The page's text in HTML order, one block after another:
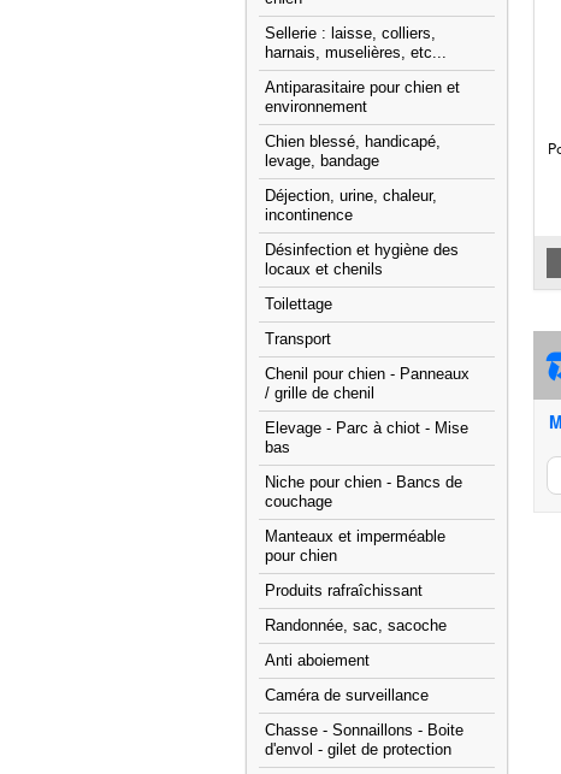
Sellerie : laisse, colliers,
harnais, muselières, etc...
Antiparasitaire pour chien et
environnement
Chien blessé, handicapé,
levage, bandage
Déjection, urine, chaleur,
incontinence
Désinfection et hygiène des
locaux et chenils
Toilettage
Transport
Chenil pour chien - Panneaux
/ grille de chenil
Elevage - Parc à chiot - Mise
bas
Niche pour chien - Bancs de
couchage
Manteaux et imperméable
pour chien
Produits rafraîchissant
Randonnée, sac, sacoche
Anti aboiement
Caméra de surveillance
Chasse - Sonnaillons - Boite
d'envol - gilet de protection